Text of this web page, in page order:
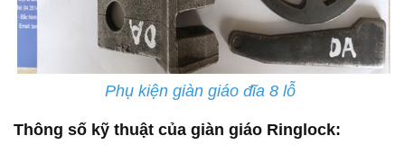
Phụ kiện giàn giáo đĩa 8 lỗ
Thông số kỹ thuật của giàn giáo Ringlock: